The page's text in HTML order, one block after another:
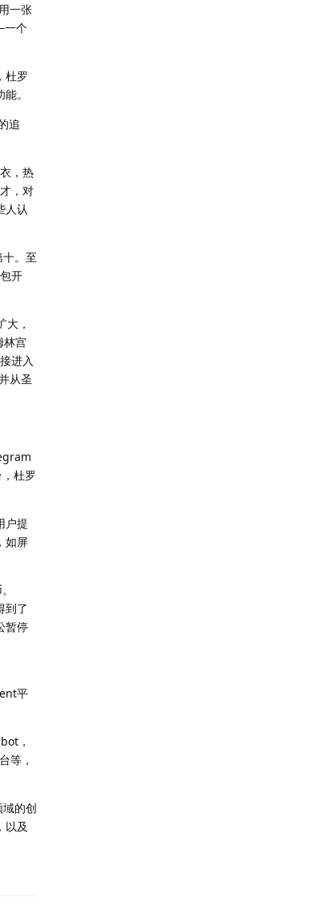
一张
一个
杜罗
。
追
，热
，对
人认
。至
开
，
林宫
进入
从圣
杜罗
户提
如屏
到了
暂停
平
，
等，
的创
以及